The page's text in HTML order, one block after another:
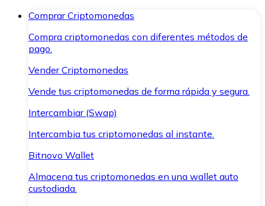
Comprar Criptomonedas
Compra criptomonedas con diferentes métodos de
pago.
Vender Criptomonedas
Vende tus criptomonedas de forma rápida y segura.
Intercambiar (Swap)
Intercambia tus criptomonedas al instante.
Bitnovo Wallet
Almacena tus criptomonedas en una wallet auto
custodiada.